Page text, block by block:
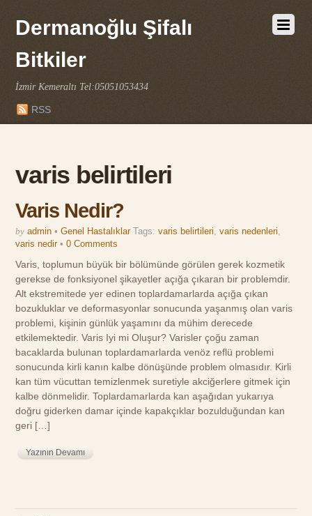
Dermanoğlu Şifalı
Bitkiler
İzmir Kemeraltı Tel:05051053434
RSS
varis belirtileri
Varis Nedir?
by admin • Genel Hastalıklar Tags:varis belirtileri,varis nedenleri,
varis nedir •0 Comments
Varis, toplumun büyük bir bölümünde görülen gerek kozmetik
gerekse de fonksiyonel şikayetler açığa çıkaran bir problemdir.
Alt ekstremitede yer edinen toplardamarlarda açığa çıkan
bozukluklar ve deformasyonlar sonucunda yaşanmış olan varis
problemi, kişinin günlük yaşamını da mühim derecede
etkilemektedir. Varis Iyi mi Oluşur? Varisler çoğu zaman
bacaklarda bulunan toplardamarlarda venöz reflü problemi
sonucunda kirli kanın kalbe dönüşünde problem olmasıdır. Kirli
kan tüm vücuttan temizlenmek suretiyle akciğerlere gitmek için
kalbe dönmelidir. Toplardamarlarda kan aşağıdan yukarıya
doğru giderken damar içinde kapakçıklar bozulduğundan kan
geri […]
Yazının Devamı